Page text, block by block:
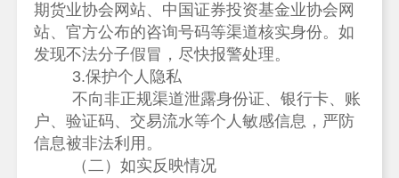
期货业协会网站、中国证券投资基金业协会网
站、官方公布的咨询号码等渠道核实身份。如
发现不法分子假冒，尽快报警处理。
3.保护个人隐私
不向非正规渠道泄露身份证、银行卡、账
户、验证码、交易流水等个人敏感信息，严防
信息被非法利用。
（二）如实反映情况